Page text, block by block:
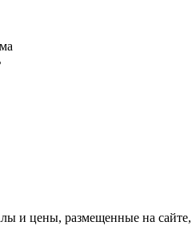
и цены, размещенные на сайте,